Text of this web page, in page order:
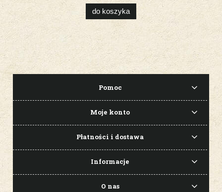
do koszyka
Pomoc
Moje konto
Płatności i dostawa
Informacje
O nas